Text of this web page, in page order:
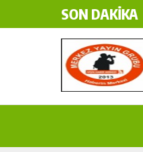
SON DAKİKA